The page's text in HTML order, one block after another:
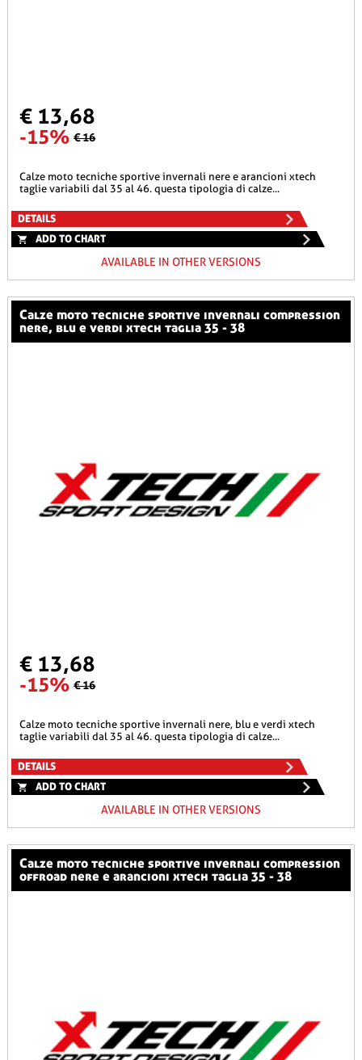
€ 13,68
-15% € 16
calze moto tecniche sportive invernali nere e arancioni xtech
taglie variabili dal 35 al 46. questa tipologia di calze...
DETAILS
ADD TO CHART
AVAILABLE IN OTHER VERSIONS
calze moto tecniche sportive invernali compression
nere, blu e verdi xtech taglia 35 - 38
€ 13,68
-15% € 16
calze moto tecniche sportive invernali nere, blu e verdi xtech
taglie variabili dal 35 al 46. questa tipologia di calze...
DETAILS
ADD TO CHART
AVAILABLE IN OTHER VERSIONS
calze moto tecniche sportive invernali compression
offroad nere e arancioni xtech taglia 35 - 38